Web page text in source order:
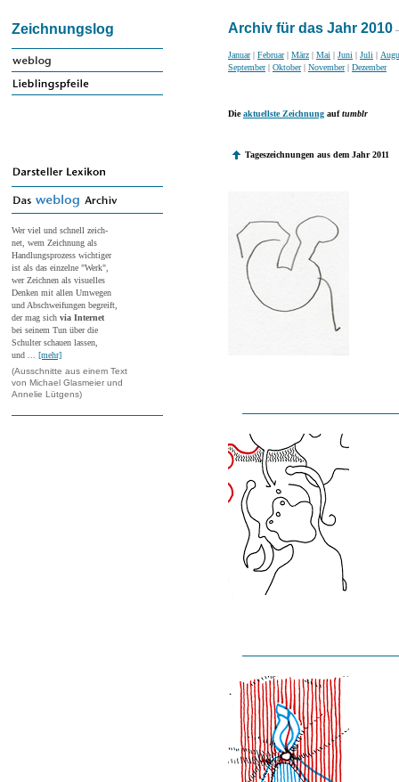
Zeichnungslog
Wer viel und schnell zeich-
net, wem Zeichnung als
Handlungsprozess wichtiger
ist als das einzelne "Werk",
wer Zeichnen als visuelles
Denken mit allen Umwegen
und Abschweifungen begreift,
der mag sich via Internet
bei seinem Tun über die
Schulter schauen lassen,
und ... [mehr]
(Ausschnitte aus einem Text
von Michael Glasmeier und
Annelie Lütgens)
Archiv für das Jahr 2010
Januar| Februar| März | Mai | Juni | Juli |
September| Oktober| November| Dezember
Dieaktuellste Zeichnung auftumblr
Tageszeichnungen aus dem Jahr 2011